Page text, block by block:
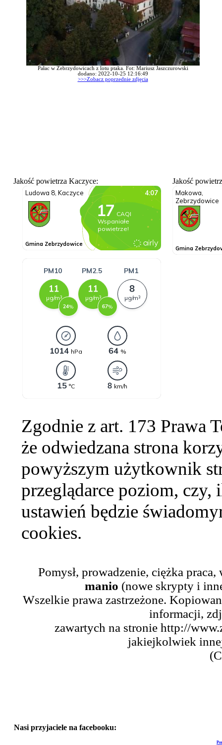
Pałac w Zebrzydowicach z lotu ptaka. Fot: Mariusz Jaszczurowski
dodano: 2022-10-25 12:16:49
>>>Zobacz poprzednie zdjęcia
Jakość powietrza Kaczyce: Jakość
Zgodnie z art. 173 Prawa
że odwiedzana strona
powyższym użytkownik
przeglądarce poziom,
ustawień będzie
cookies.
Pomysł, prowadzenie, ciężka
manio (nowe skrypty i
Wszelkie prawa zastrzeżone.
informacji,
zawartych na stronie http://
jakiejkolwiek
Nasi przyjaciele na facebooku: